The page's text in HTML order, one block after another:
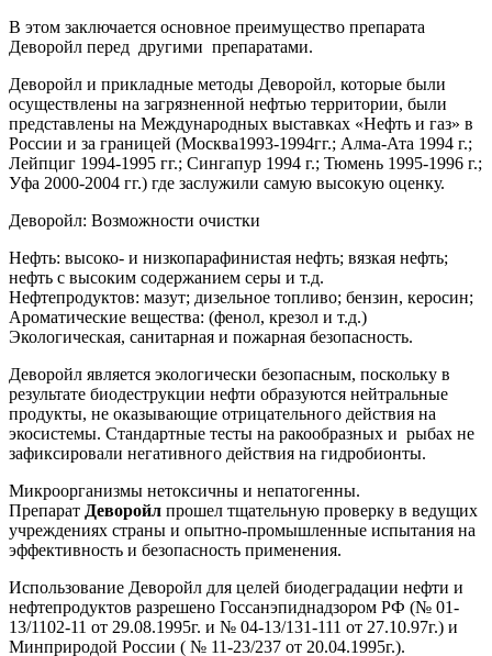
В этом заключается основное преимущество препарата
Деворойл перед другими препаратами.
Деворойл и прикладные методы Деворойл, которые были
осуществлены на загрязненной нефтью территории, были
представлены на Международных выставках «Нефть и газ» в
России и за границей (Москва1993-1994гг.; Алма-Ата 1994 г.;
Лейпциг 1994-1995 гг.; Сингапур 1994 г.; Тюмень 1995-1996 г.;
Уфа 2000-2004 гг.) где заслужили самую высокую оценку.
Деворойл: Возможности очистки
Нефть: высоко- и низкопарафинистая нефть; вязкая нефть;
нефть с высоким содержанием серы и т.д.
Нефтепродуктов: мазут; дизельное топливо; бензин, керосин;
Ароматические вещества: (фенол, крезол и т.д.)
Экологическая, санитарная и пожарная безопасность.
Деворойл является экологически безопасным, поскольку в
результате биодеструкции нефти образуются нейтральные
продукты, не оказывающие отрицательного действия на
экосистемы. Стандартные тесты на ракообразных и рыбах не
зафиксировали негативного действия на гидробионты.
Микроорганизмы нетоксичны и непатогенны.
Препарат Деворойл прошел тщательную проверку в ведущих
учреждениях страны и опытно-промышленные испытания на
эффективность и безопасность применения.
Использование Деворойл для целей биодеградации нефти и
нефтепродуктов разрешено Госсанэпиднадзором РФ (№ 01-
13/1102-11 от 29.08.1995г. и № 04-13/131-111 от 27.10.97г.) и
Минприродой России ( № 11-23/237 от 20.04.1995г.).